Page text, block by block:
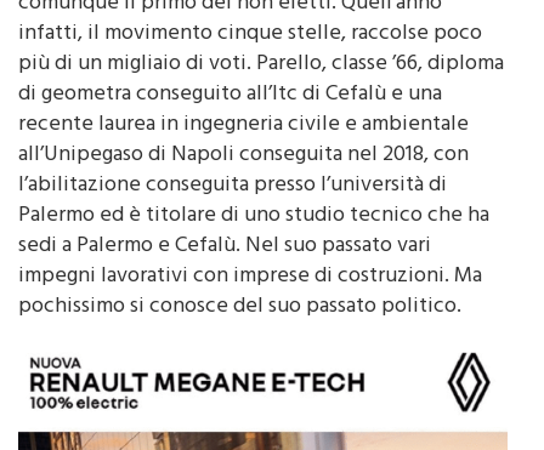
comunque il primo dei non eletti. Quell’anno
infatti, il movimento cinque stelle, raccolse poco
più di un migliaio di voti. Parello, classe ’66, diploma
di geometra conseguito all’Itc di Cefalù e una
recente laurea in ingegneria civile e ambientale
all’Unipegaso di Napoli conseguita nel 2018, con
l’abilitazione conseguita presso l’università di
Palermo ed è titolare di uno studio tecnico che ha
sedi a Palermo e Cefalù. Nel suo passato vari
impegni lavorativi con imprese di costruzioni. Ma